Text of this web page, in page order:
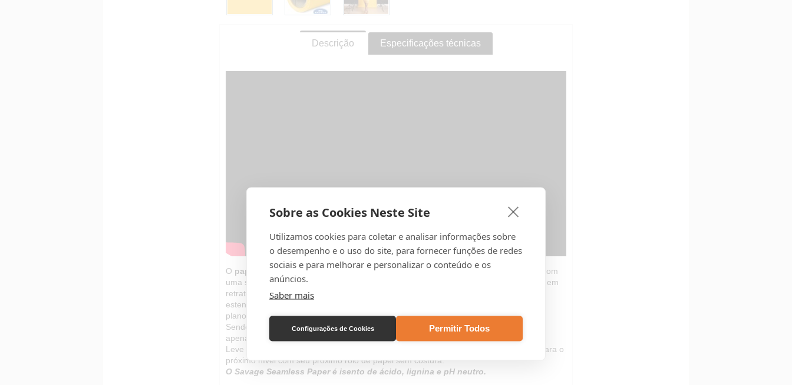
Sobre as Cookies Neste Site
Utilizamos cookies para coletar e analisar informações sobre
o desempenho e o uso do site, para fornecer funções de redes
sociais e para melhorar e personalizar o conteúdo e os
anúncios.
Saber mais
Configurações de Cookies Permitir Todos
Descrição Especificações técnicas
O papel sem costura Savagefornece uma superfície antirreflexo de alta qualidade com
uma sensação requintada e fina, ideal para criar planos de fundo suaves e uniformes em
retratos, fotografia comercial, fotografia de produtos, videografia e muito mais. Basta
estender a dimensão que precisa e aparar a ponta quando terminar, para garantir um
plano de fundo fresco e elegante a cada uso.
Sendo um
material económico e versátil
, o Savage Seamless Paper não se limita
apenas ao uso fotográfico.
Leve seus projetos de artesanato, arte e design visual de pequena e grande escala para o
próximo nível com seu próximo rolo de papel sem costura.
O Savage Seamless Paper é isento de ácido, lignina e pH neutro.